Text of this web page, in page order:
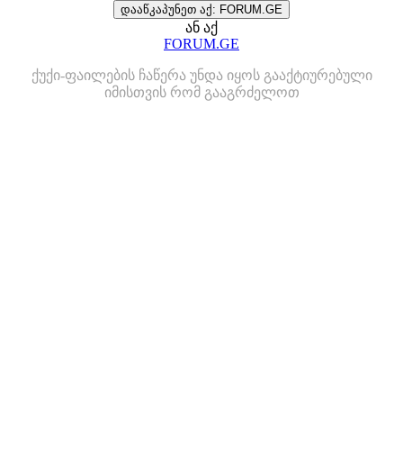
დააწკაპუნეთ აქ: FORUM.GE
ან აქ
FORUM.GE
ქუქი-ფაილების ჩაწერა უნდა იყოს გააქტიურებული
იმისთვის რომ გააგრძელოთ